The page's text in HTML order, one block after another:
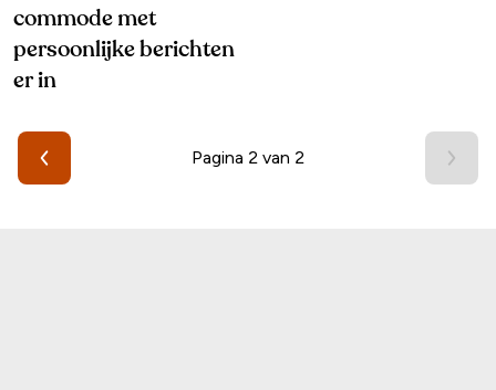
commode met
persoonlijke berichten
er in
Pagina 2 van 2